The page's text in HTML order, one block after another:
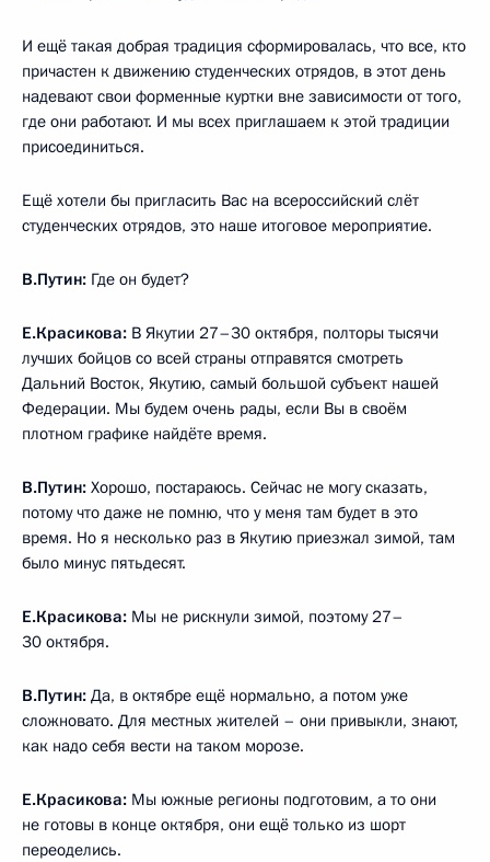
И ещё такая добрая традиция сформировалась, что все, кто
причастен к движению студенческих отрядов, в этот день
надевают свои форменные куртки вне зависимости от того,
где они работают. И мы всех приглашаем к этой традиции
присоединиться.
Ещё хотели бы пригласить Вас на всероссийский слёт
студенческих отрядов, это наше итоговое мероприятие.
В.Путин: Где он будет?
Е.Красикова: В Якутии 27–30 октября, полторы тысячи
лучших бойцов со всей страны отправятся смотреть
Дальний Восток, Якутию, самый большой субъект нашей
Федерации. Мы будем очень рады, если Вы в своём
плотном графике найдёте время.
В.Путин: Хорошо, постараюсь. Сейчас не могу сказать,
потому что даже не помню, что у меня там будет в это
время. Но я несколько раз в Якутию приезжал зимой, там
было минус пятьдесят.
Е.Красикова: Мы не рискнули зимой, поэтому 27–
30 октября.
В.Путин: Да, в октябре ещё нормально, а потом уже
сложновато. Для местных жителей – они привыкли, знают,
как надо себя вести на таком морозе.
Е.Красикова: Мы южные регионы подготовим, а то они
не готовы в конце октября, они ещё только из шорт
переоделись.